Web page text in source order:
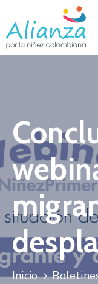
Inicio
Documentos
Prensa
Sé
Parte
De
Alianza
Participación
De
Niñez
Inicio